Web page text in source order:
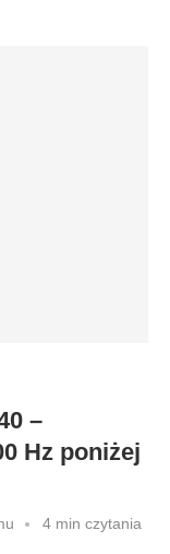
–
Hz poniżej
4 min czytania